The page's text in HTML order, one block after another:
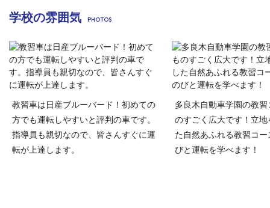
学校の雰囲気
教習車は日産ブルーバード！初めての
方でも運転しやすいと評判の車です。
指導員も親切なので、皆さんすぐに運
転が上達します。
多良木自動車学園の教
のすごく広大です！立
た自然あふれる教習コ
びと運転を学べます！